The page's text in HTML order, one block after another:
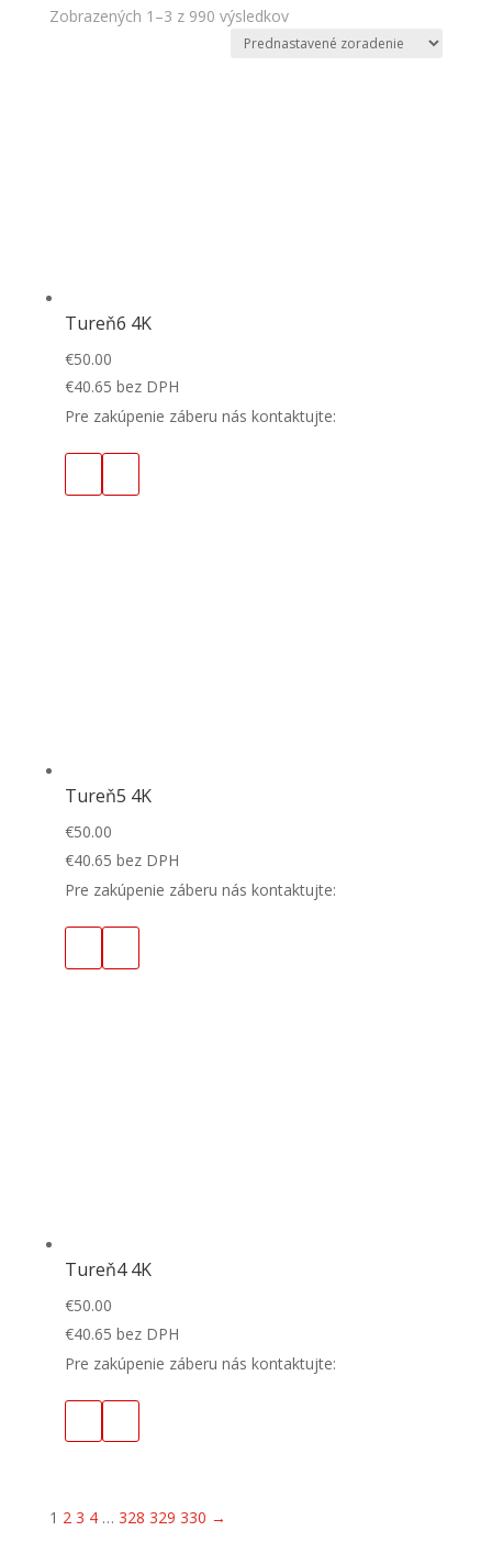
Zobrazených 1–3 z 990 výsledkov
Tureň6 4K
€50.00
€40.65 bez DPH
Pre zakúpenie záberu nás kontaktujte:
Tureň5 4K
€50.00
€40.65 bez DPH
Pre zakúpenie záberu nás kontaktujte:
Tureň4 4K
€50.00
€40.65 bez DPH
Pre zakúpenie záberu nás kontaktujte:
1 2 3 4 … 328 329 330 →